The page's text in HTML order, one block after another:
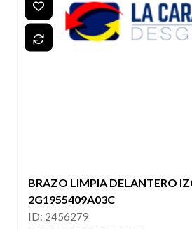
BRAZO LIMPIA DELANTERO
2G1955409A03C
ID: 2456279